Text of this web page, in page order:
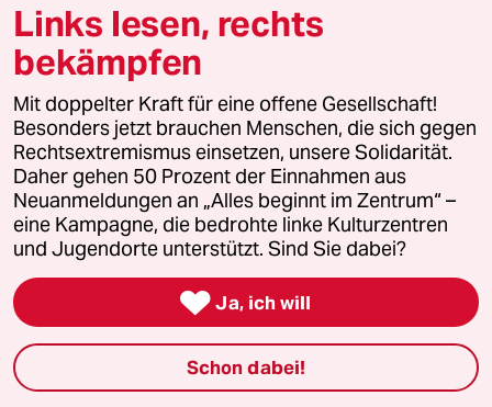
© 2026 taz Verlags und Vertriebs GmbH
Alle Rechte vorbehalten. Bei rechtlichen Fragen oder für Genehmigungen
wenden Sie sich bitte an
lizenzen@taz.de
Feedback Redaktionsstatut Kommune-Richtlinien
Leitlinie Informant Datenschutz Impressum AGB
Seitenwende Einwilligungen widerrufen (Ads)
Links lesen, rechts
bekämpfen
Mit doppelter Kraft für eine offene Gesellschaft!
Besonders jetzt brauchen Menschen, die sich gegen
Rechtsextremismus einsetzen, unsere Solidarität.
Daher gehen 50 Prozent der Einnahmen aus
Neuanmeldungen an „Alles beginnt im Zentrum“ –
eine Kampagne, die bedrohte linke Kulturzentren
und Jugendorte unterstützt. Sind Sie dabei?
 Ja, ich will
Schon dabei!